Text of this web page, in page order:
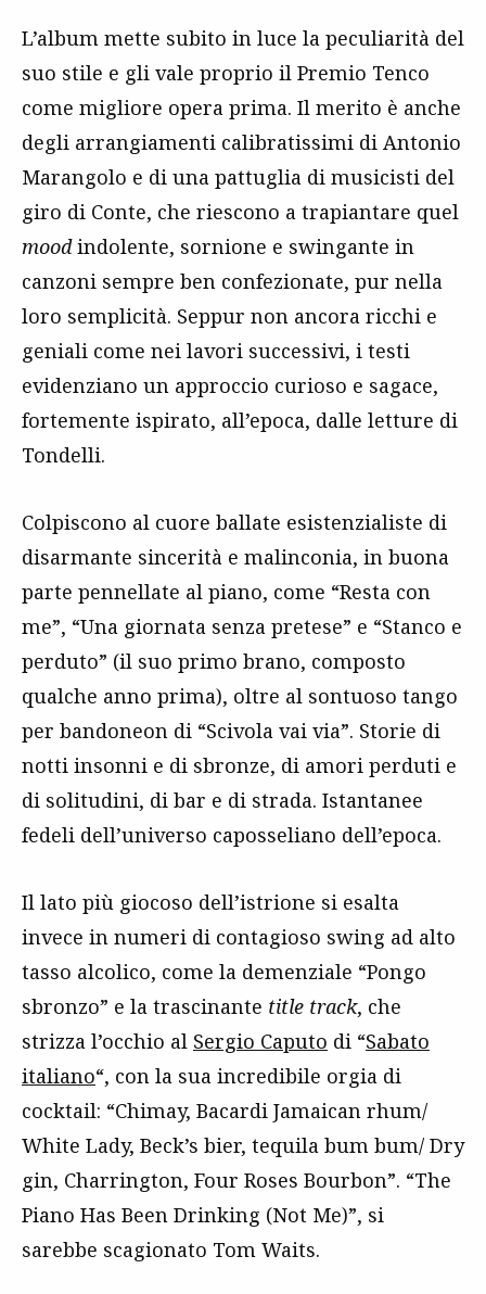
L’album mette subito in luce la peculiarità del
suo stile e gli vale proprio il Premio Tenco
come migliore opera prima. Il merito è anche
degli arrangiamenti calibratissimi di Antonio
Marangolo e di una pattuglia di musicisti del
giro di Conte, che riescono a trapiantare quel
moodindolente, sornione e swingante in
canzoni sempre ben confezionate, pur nella
loro semplicità. Seppur non ancora ricchi e
geniali come nei lavori successivi, i testi
evidenziano un approccio curioso e sagace,
fortemente ispirato, all’epoca, dalle letture di
Tondelli.
Colpiscono al cuore ballate esistenzialiste di
disarmante sincerità e malinconia, in buona
parte pennellate al piano, come “Resta con
me”, “Una giornata senza pretese” e “Stanco e
perduto” (il suo primo brano, composto
qualche anno prima), oltre al sontuoso tango
per bandoneon di “Scivola vai via”. Storie di
notti insonni e di sbronze, di amori perduti e
di solitudini, di bar e di strada. Istantanee
fedeli dell’universo caposseliano dell’epoca.
Il lato più giocoso dell’istrione si esalta
invece in numeri di contagioso swing ad alto
tasso alcolico, come la demenziale “Pongo
sbronzo” e la trascinante title track, che
strizza l’occhio al Sergio Caputo di “Sabato
italiano“, con la sua incredibile orgia di
cocktail: “Chimay, Bacardi Jamaican rhum/
White Lady, Beck’s bier, tequila bum bum/ Dry
gin, Charrington, Four Roses Bourbon”. “The
Piano Has Been Drinking (Not Me)”, si
sarebbe scagionato Tom Waits.